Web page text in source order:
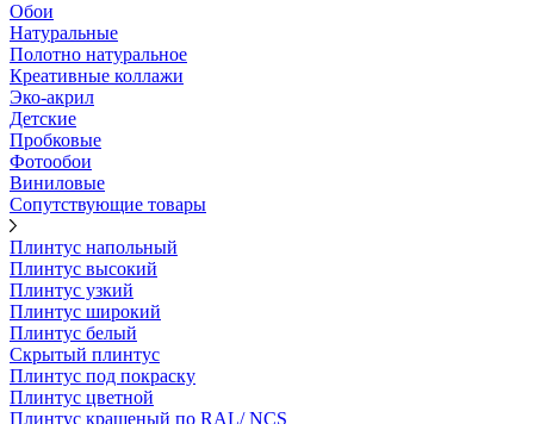
Обои
Натуральные
Полотно натуральное
Креативные коллажи
Эко-акрил
Детские
Пробковые
Фотообои
Виниловые
Сопутствующие товары
Плинтус напольный
Плинтус высокий
Плинтус узкий
Плинтус широкий
Плинтус белый
Скрытый плинтус
Плинтус под покраску
Плинтус цветной
Плинтус крашеный по RAL/ NCS